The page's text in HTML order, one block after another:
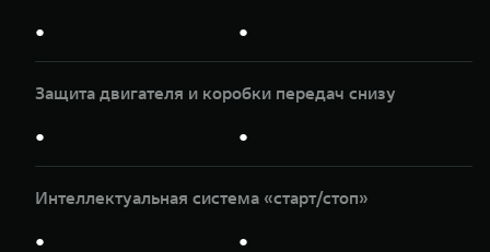
● ●
Защита двигателя и коробки передач снизу
● ●
Интеллектуальная система «старт/стоп»
● ●